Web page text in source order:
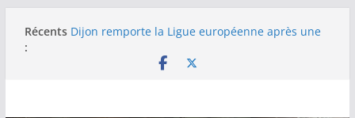
Récents
:
Dijon remporte la Ligue européenne après une